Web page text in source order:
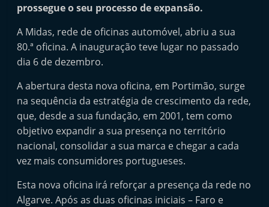
d
e
e
d
e
t
e
o
prossegue o seu processo de expansão.
A Midas, rede de oficinas automóvel, abriu a sua
80.ª oficina. A inauguração teve lugar no passado
dia 6 de dezembro.
A abertura desta nova oficina, em Portimão, surge
na sequência da estratégia de crescimento da rede,
que, desde a sua fundação, em 2001, tem como
objetivo expandir a sua presença no território
nacional, consolidar a sua marca e chegar a cada
vez mais consumidores portugueses.
Esta nova oficina irá reforçar a presença da rede no
Algarve. Após as duas oficinas iniciais – Faro e